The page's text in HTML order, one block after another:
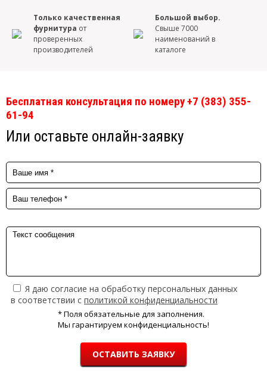
Только качественная
фурнитура от
проверенных
производителей
Большой выбор.
Свыше 7000
наименований в
каталоге
Бесплатная консультация по номеру +7 (383) 355-
61-94
Или оставьте онлайн-заявку
Я даю согласие на обработку персональных данных
в соответствии с политикой конфиденциальности
* Поля обязательные для заполнения.
Мы гарантируем конфиденциальность!
ОСТАВИТЬ ЗАЯВКУ